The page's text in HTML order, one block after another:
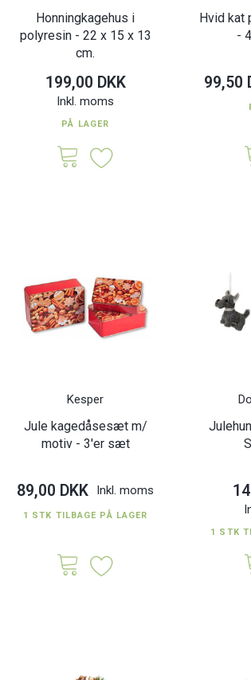
Honningkagehus i
polyresin - 22 x 15 x 13
cm.
199,00 DKK
Inkl. moms
PÅ LAGER
Hvid
-
99,50
Kesper
Jule kagedåsesæt m/
motiv - 3'er sæt
89,00 DKK Inkl. moms
1 STK TILBAGE PÅ LAGER
1 STK